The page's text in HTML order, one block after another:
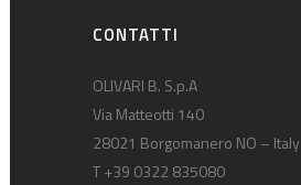
CONTATTI
OLIVARI B. S.p.A
Via Matteotti 140
28021 Borgomanero NO – Italy
T +39 0322 835080